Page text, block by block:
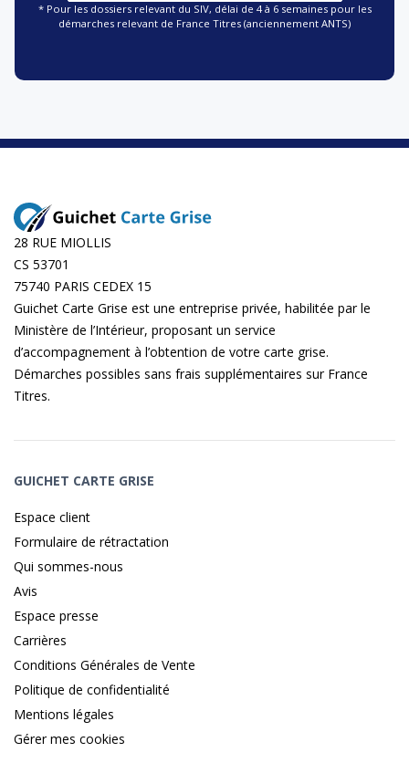
* Pour les dossiers relevant du SIV, délai de 4 à 6 semaines pour les
démarches relevant de France Titres (anciennement ANTS)
28 RUE MIOLLIS
CS 53701
75740 PARIS CEDEX 15
Guichet Carte Grise est une entreprise privée, habilitée par le
Ministère de l’Intérieur, proposant un service
d’accompagnement à l’obtention de votre carte grise.
Démarches possibles sans frais supplémentaires sur France
Titres.
GUICHET CARTE GRISE
Espace client
Formulaire de rétractation
Qui sommes-nous
Avis
Espace presse
Carrières
Conditions Générales de Vente
Politique de confidentialité
Mentions légales
Gérer mes cookies